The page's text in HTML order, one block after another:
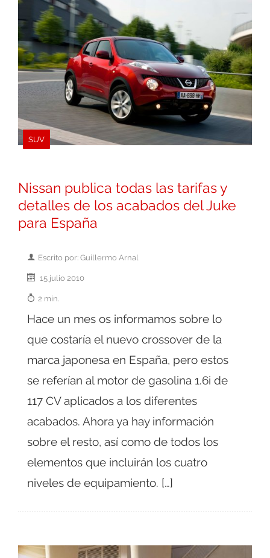
SUV
Nissan publica todas las tarifas y
detalles de los acabados del Juke
para España
Escrito por: Guillermo Arnal
15 julio 2010
2 min.
Hace un mes os informamos sobre lo
que costaría el nuevo crossover de la
marca japonesa en España, pero estos
se referían al motor de gasolina 1.6i de
117 CV aplicados a los diferentes
acabados. Ahora ya hay información
sobre el resto, así como de todos los
elementos que incluirán los cuatro
niveles de equipamiento. […]